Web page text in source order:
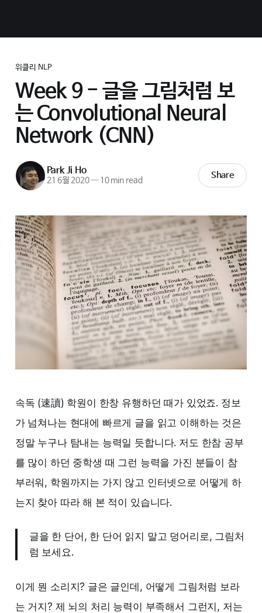
위클리 NLP
Week 9 - 글을 그림처럼 보
는 Convolutional Neural
Network (CNN)
Park Ji Ho
21 6월 2020 —10 min read
Share
속독 (速讀) 학원이 한창 유행하던 때가 있었죠. 정보
가 넘쳐나는 현대에 빠르게 글을 읽고 이해하는 것은
정말 누구나 탐내는 능력일 듯합니다. 저도 한참 공부
를 많이 하던 중학생 때 그런 능력을 가진 분들이 참
부러워, 학원까지는 가지 않고 인터넷으로 어떻게 하
는지 찾아 따라 해 본 적이 있습니다.
글을 한 단어, 한 단어 읽지 말고 덩어리로, 그림처
럼 보세요.
이게 뭔 소리지? 글은 글인데, 어떻게 그림처럼 보라
는 거지? 제 뇌의 처리 능력이 부족해서 그런지, 저는